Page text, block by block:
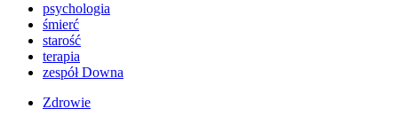
psychologia
śmierć
starość
terapia
zespół Downa
Zdrowie